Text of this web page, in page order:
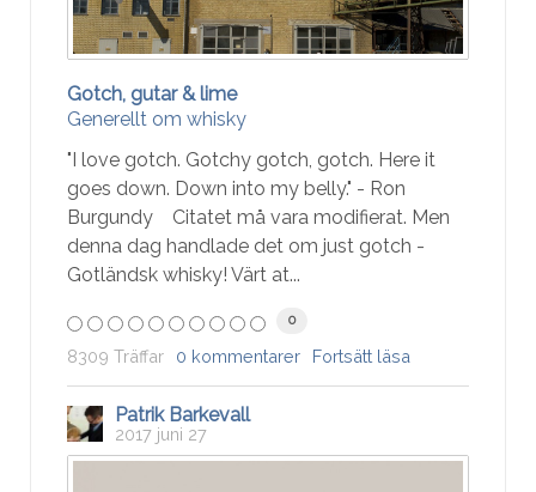
Gotch, gutar & lime
Generellt om whisky
"I love gotch. Gotchy gotch, gotch. Here it
goes down. Down into my belly." - Ron
Burgundy Citatet må vara modifierat. Men
denna dag handlade det om just gotch -
Gotländsk whisky! Värt at...
0
8309 Träffar 0 kommentarer Fortsätt läsa
Patrik Barkevall
2017 juni 27